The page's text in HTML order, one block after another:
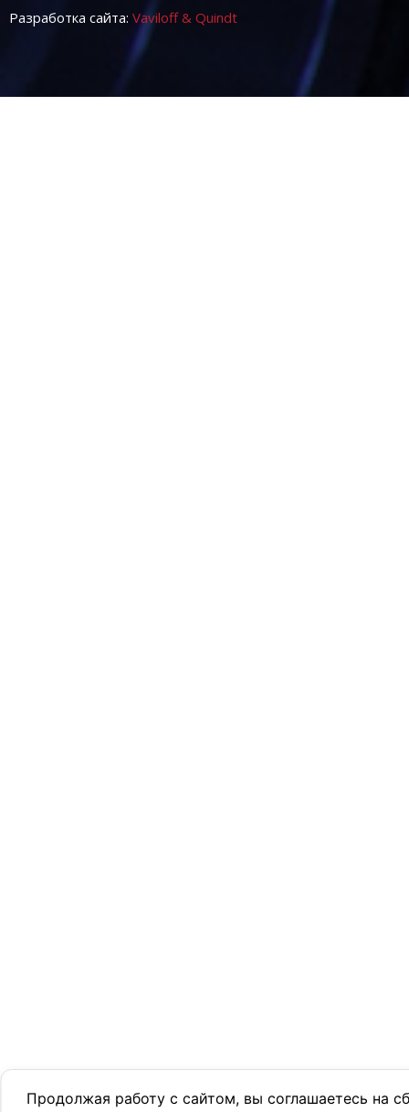
Продолжая работу с сайтом, вы соглашаетесь на
Разработка сайта: Vaviloff & Quindt